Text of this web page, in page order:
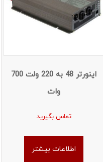
اینورتر 48 به 220 ولت 700
وات
تماس بگیرید
اطلاعات بیشتر